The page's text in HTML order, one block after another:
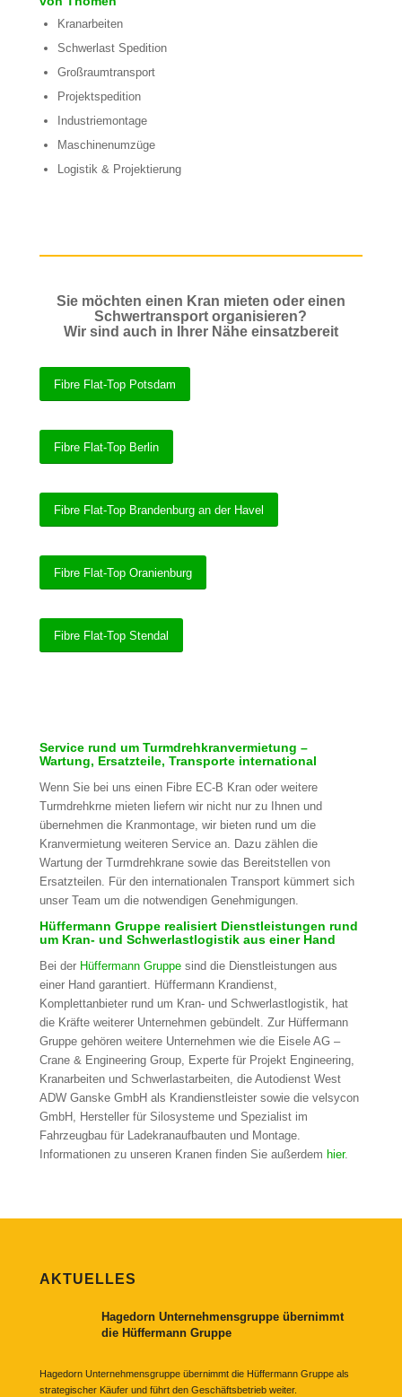
Kranarbeiten
Schwerlast Spedition
Großraumtransport
Projektspedition
Industriemontage
Maschinenumzüge
Logistik & Projektierung
Sie möchten einen Kran mieten oder einen
Schwertransport organisieren?
Wir sind auch in Ihrer Nähe einsatzbereit
Fibre Flat-Top Potsdam
Fibre Flat-Top Berlin
Fibre Flat-Top Brandenburg an der Havel
Fibre Flat-Top Oranienburg
Fibre Flat-Top Stendal
Service rund um Turmdrehkranvermietung –
Wartung, Ersatzteile, Transporte international
Wenn Sie bei uns einen Fibre EC-B Kran oder weitere
Turmdrehkrne mieten liefern wir nicht nur zu Ihnen und
übernehmen die Kranmontage, wir bieten rund um die
Kranvermietung weiteren Service an. Dazu zählen die
Wartung der Turmdrehkrane sowie das Bereitstellen von
Ersatzteilen. Für den internationalen Transport kümmert sich
unser Team um die notwendigen Genehmigungen.
Hüffermann Gruppe realisiert Dienstleistungen rund
um Kran- und Schwerlastlogistik aus einer Hand
Bei der Hüffermann Gruppesind die Dienstleistungen aus
einer Hand garantiert. Hüffermann Krandienst,
Komplettanbieter rund um Kran- und Schwerlastlogistik, hat
die Kräfte weiterer Unternehmen gebündelt. Zur Hüffermann
Gruppe gehören weitere Unternehmen wie die Eisele AG –
Crane & Engineering Group, Experte für Projekt Engineering,
Kranarbeiten und Schwerlastarbeiten, die Autodienst West
ADW Ganske GmbH als Krandienstleister sowie die velsycon
GmbH, Hersteller für Silosysteme und Spezialist im
Fahrzeugbau für Ladekranaufbauten und Montage.
Informationen zu unseren Kranen finden Sie außerdem hier.
AKTUELLES
Hagedorn Unternehmensgruppe übernimmt
die Hüffermann Gruppe
Hagedorn Unternehmensgruppe übernimmt die Hüffermann Gruppe als
strategischer Käufer und führt den Geschäftsbetrieb weiter.